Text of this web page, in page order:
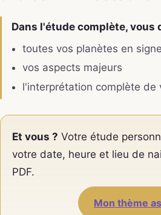
Dans l'étude complète, vous
toutes vos planètes en
vos aspects majeurs
l'interprétation complète de
Et vous ? Votre étude
votre date, heure et lieu de
PDF.
Mon thème